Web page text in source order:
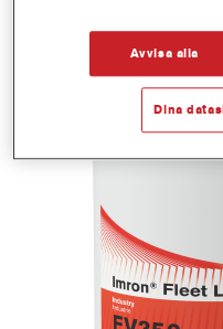
Mer information
Avvisa alla
Dina